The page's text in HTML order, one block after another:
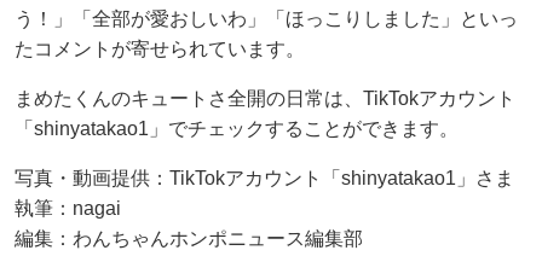
う！」「全部が愛おしいわ」「ほっこりしました」といっ
たコメントが寄せられています。
まめたくんのキュートさ全開の日常は、TikTokアカウント
「shinyatakao1」でチェックすることができます。
写真・動画提供：TikTokアカウント「shinyatakao1」さま
執筆：nagai
編集：わんちゃんホンポニュース編集部